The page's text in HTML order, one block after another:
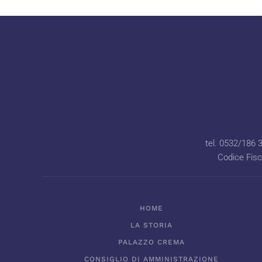
tel. 0532/186
Codice
HOME
LA STORIA
PALAZZO CREMA
CONSIGLIO DI AMMINISTRAZIONE